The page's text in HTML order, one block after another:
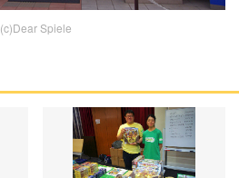
(c)Dear Spiele